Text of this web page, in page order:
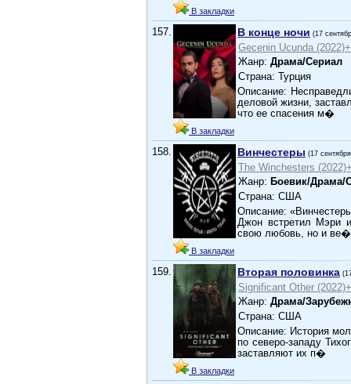
В закладки
157.
В закладки
В конце ночи (17
Gecenin Ucunda (2022)+
Жанр: Драма/Сериал
Страна: Турция
Описание:
деловой жизни,
что ее спасения м�
158.
В закладки
Винчестеры (17
The Winchesters
Жанр: Боевик/Драма/
Страна: США
Описание:
Джон встретил Мэри
свою любовь, но и ве�
159.
В закладки
Вторая половинка
Significant Other (2022)+
Жанр: Драма/
Страна: США
Описание: История
по северо-западу
заставляют их п�